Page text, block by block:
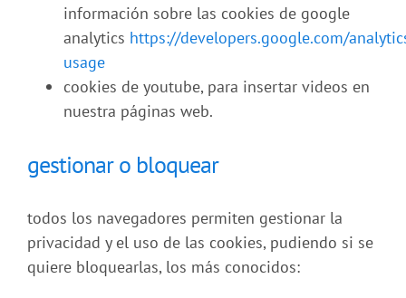
información sobre las cookies de google
analytics https://developers.google.com/
usage
cookies de youtube, para insertar videos en
nuestra páginas web.
gestionar o bloquear
todos los navegadores permiten gestionar la
privacidad y el uso de las cookies, pudiendo si se
quiere bloquearlas, los más conocidos: